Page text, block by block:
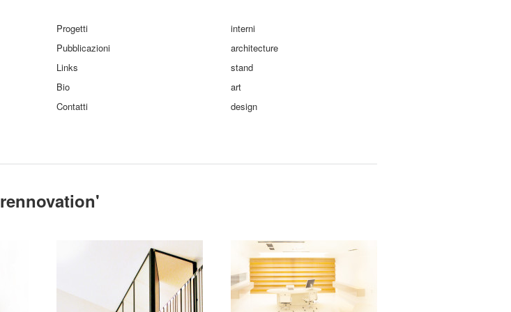
Progetti
Pubblicazioni
Links
Bio
Contatti
interni
architecture
stand
art
design
rennovation'